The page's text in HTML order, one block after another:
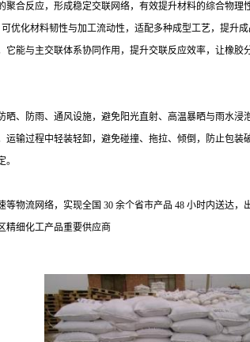
合反应，形成稳定交联网络，有效提升材料的综合物
优化材料韧性与加工流动性，适配多种成型工艺，提升成
能与主交联体系协同作用，提升交联反应效率，让橡
、防雨、通风设施，避免阳光直射、高温暴晒与雨水
输过程中轻装轻卸，避免碰撞、拖拉、倾倒，防止包
等物流网络，实现全国 30 余个省市产品 48 小时内送达
精细化工产品重要供应商